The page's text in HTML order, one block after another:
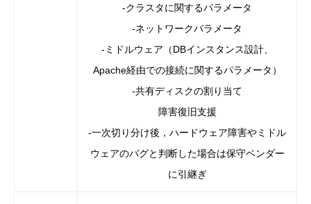
-クラスタに関するパラメータ
-ネットワークパラメータ
-ミドルウェア（DBインスタンス設計、
Apache経由での接続に関するパラメータ）
-共有ディスクの割り当て
障害復旧支援
-一次切り分け後，ハードウェア障害やミドル
ウェアのバグと判断した場合は保守ベンダー
に引継ぎ